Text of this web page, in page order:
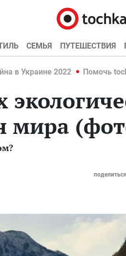
СЕМЬЯ ПУТЕШЕСТВИЯ
в Украине 2022 Помочь
мира